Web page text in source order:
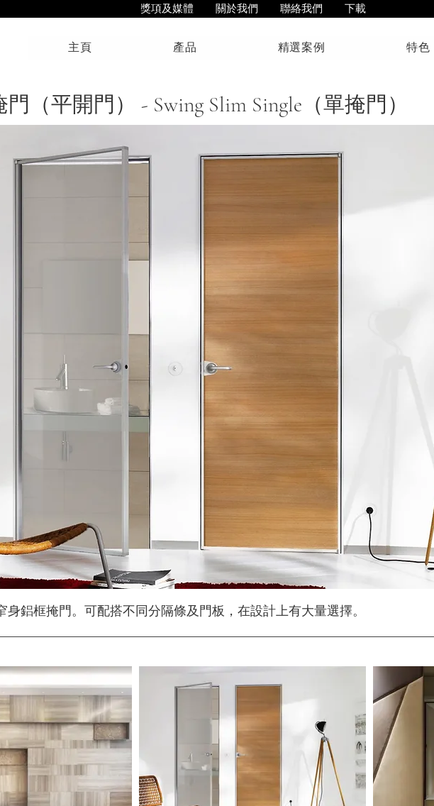
獎項及媒體 關於我們 聯絡我們 下載
主頁 產品 精選案例 特色
門（平開門） - Swing Slim Single（單掩門）
身鋁框掩門。可配搭不同分隔條及門板，在設計上有大量選擇。